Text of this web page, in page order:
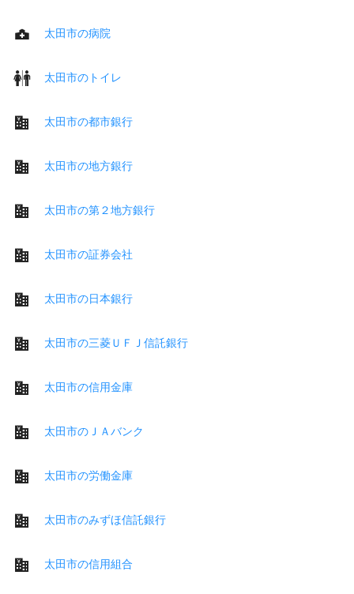
太田市の病院
太田市のトイレ
太田市の都市銀行
太田市の地方銀行
太田市の第２地方銀行
太田市の証券会社
太田市の日本銀行
太田市の三菱ＵＦＪ信託銀行
太田市の信用金庫
太田市のＪＡバンク
太田市の労働金庫
太田市のみずほ信託銀行
太田市の信用組合